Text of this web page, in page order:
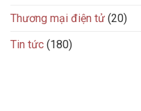
Thương mại điện tử (20)
Tin tức (180)